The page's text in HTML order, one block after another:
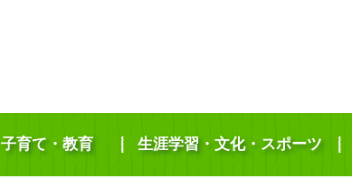
子育て・教育 生涯学習・文化・スポーツ